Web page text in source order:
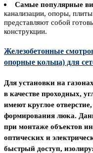
Самые популярные
канализации, опоры,
представляют собой
конструкции.
Железобетонные
опорные кольца) для
Для установки на
в качестве проходных,
имеюткруглое
формирования люка.
при монтаже объектов
оптических и
быстрый доступ,